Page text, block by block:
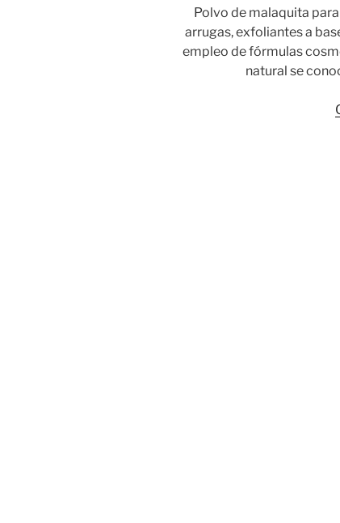
Polvo de malaquita
arrugas, exfoliantes a
empleo de fórmulas
natural se